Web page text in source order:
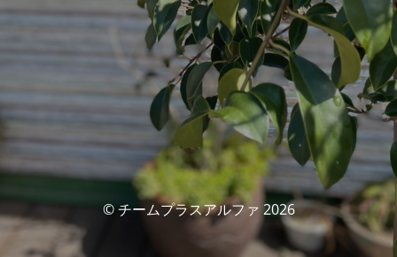
© チームプラスアルファ 2026